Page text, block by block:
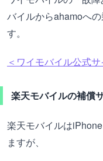
バイルからahamoへ
す。
＜ワイモバイル公式
楽天モバイルの補償
楽天モバイルは
ますが、